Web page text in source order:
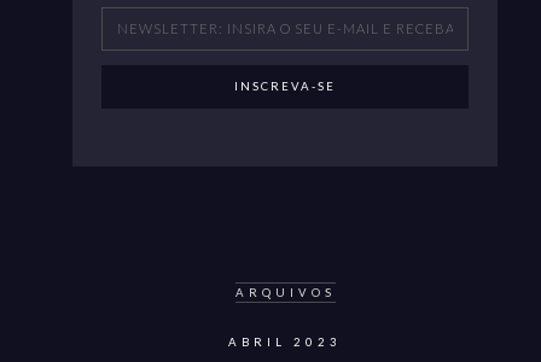
ARQUIVOS
ABRIL 2023